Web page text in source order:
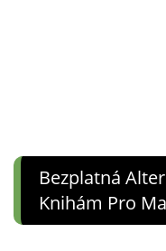
Bezplatná
Knihám Pro